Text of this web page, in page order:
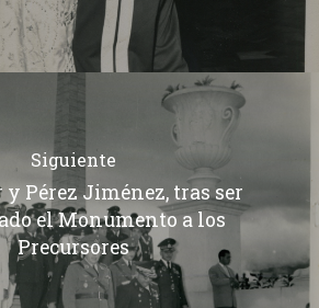
Siguiente
y Pérez Jiménez, tras ser
el Monumento a los
Precursores